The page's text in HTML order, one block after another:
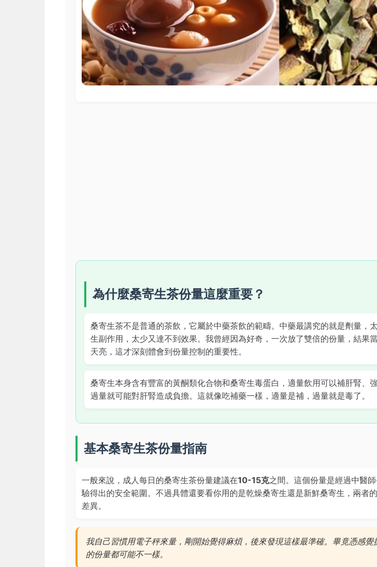
為什麼桑寄生茶份量這麼重要？
桑寄生茶不是普通的茶飲，它屬於中藥茶飲的範疇。中藥最講究的就是劑量，
生副作用，太少又達不到效果。我曾經因為好奇，一次放了雙倍的份量，結果
天亮，這才深刻體會到份量控制的重要性。
桑寄生本身含有豐富的黃酮類化合物和桑寄生毒蛋白，適量飲用可以補肝腎、
過量就可能對肝腎造成負擔。這就像吃補藥一樣，適量是補，過量就是毒了。
基本桑寄生茶份量指南
一般來說，成人每日的桑寄生茶份量建議在10-15克之間。這個份量是經過中醫
驗得出的安全範圍。不過具體還要看你用的是乾燥桑寄生還是新鮮桑寄生，兩者
差異。
我自己習慣用電子秤來量，剛開始覺得麻煩，後來發現這樣最準確。畢竟憑感覺
的份量都可能不一樣。